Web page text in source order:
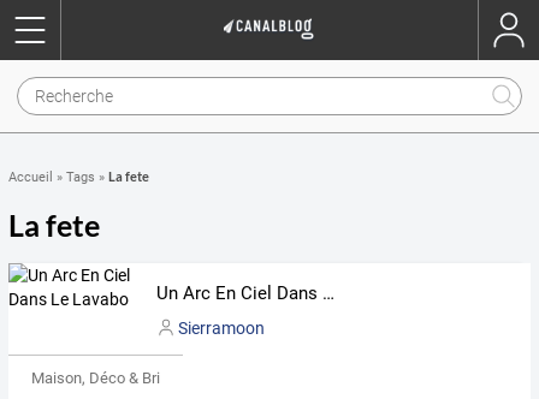
Accueil » Tags » La fete
La fete
Un Arc En Ciel Dans Le Lavabo
Sierramoon
Maison, Déco & Bricolage